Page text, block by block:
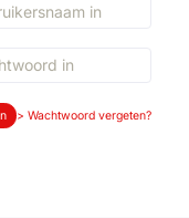
> Wachtwoord vergeten?